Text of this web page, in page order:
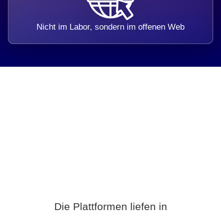
Nicht im Labor, sondern im offenen Web
Die Plattformen liefen in